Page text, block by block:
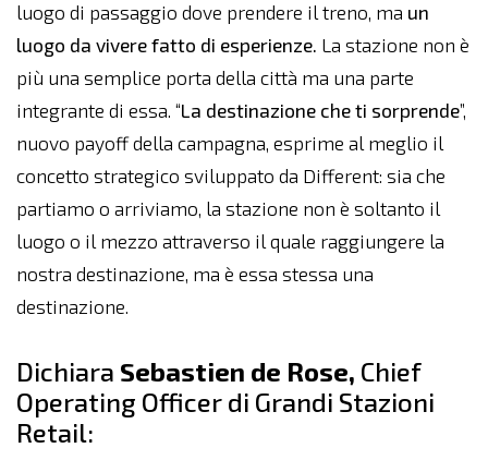
luogo di passaggio dove prendere il treno, ma un
luogo da vivere fatto di esperienze. La stazione non è
più una semplice porta della città ma una parte
integrante di essa. “La destinazione che ti sorprende”,
nuovo payoff della campagna, esprime al meglio il
concetto strategico sviluppato da Different: sia che
partiamo o arriviamo, la stazione non è soltanto il
luogo o il mezzo attraverso il quale raggiungere la
nostra destinazione, ma è essa stessa una
destinazione.
Dichiara Sebastien de Rose, Chief
Operating Officer di Grandi Stazioni
Retail: